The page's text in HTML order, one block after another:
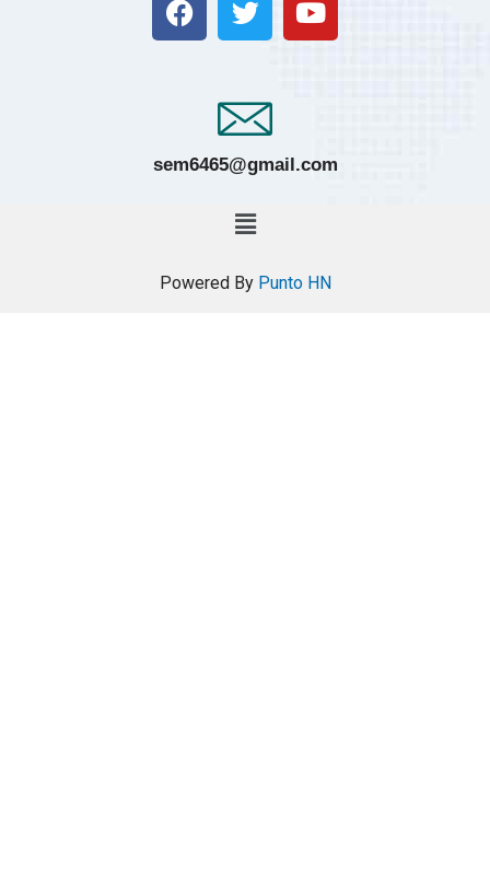
sem6465@gmail.com
Powered By Punto HN